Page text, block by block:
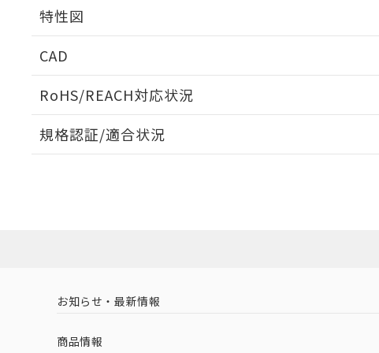
A: 20mm以上、B: 15mm以上
特性図
CAD
RoHS/REACH対応状況
EU RoHS 注意事項・凡例
中国 RoHS 注意事項・凡例
規格認証/適合状況
（イギリス
（ノルウェー
お知らせ・最新情報
商品情報